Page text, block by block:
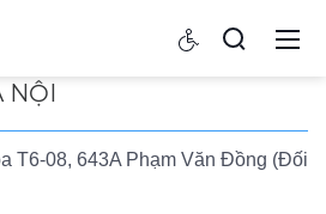
NỘI
T6-08, 643A Phạm Văn Đồng (Đối